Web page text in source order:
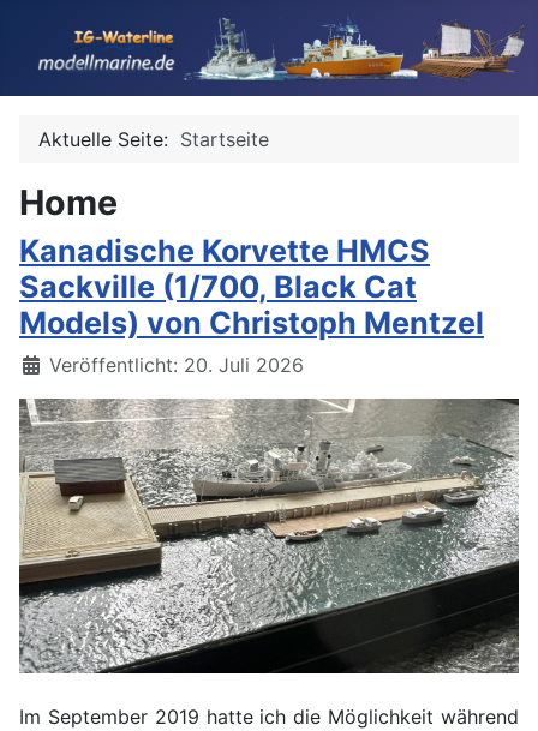
Aktuelle Seite: Startseite
Home
Kanadische Korvette HMCS
Sackville (1/700, Black Cat
Models) von Christoph Mentzel
Details
Veröffentlicht: 20. Juli 2026
Im September 2019 hatte ich die Möglichkeit während